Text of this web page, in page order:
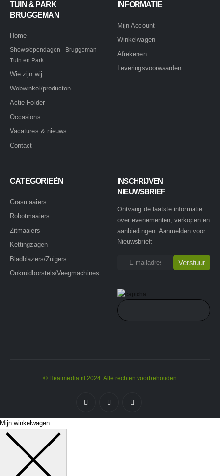
TUIN & PARK
BRUGGEMAN
Home
Shows/opendagen - Bruggeman -
Tuin en Park
Wie zijn wij
Webwinkel/producten
Actie Folder
Occasions
Vacatures & nieuws
Contact
INFORMATIE
Mijn Account
Winkelwagen
Afrekenen
Leveringsvoorwaarden
CATEGORIEËN
Grasmaaiers
Robotmaaiers
Zitmaaiers
Kettingzagen
Bladblazers/Zuigers
Onkruidborstels/Veegmachines
INSCHRIJVEN
NIEUWSBRIEF
Ontvang de laatste informatie
over evenementen, verkopen en
aanbiedingen. Aanmelden voor
Nieuwsbrief:
© Heatmedia.nl 2024. Alle rechten voorbehouden
Mijn winkelwagen